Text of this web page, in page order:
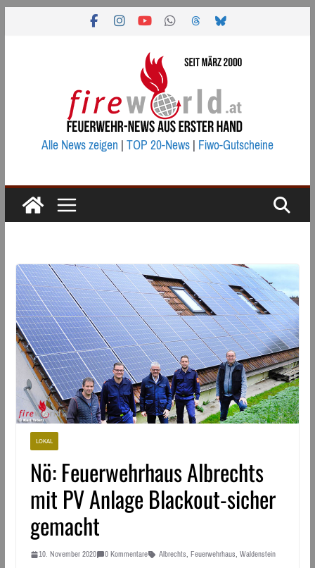
Alle News zeigen|TOP 20-News|Fiwo-Gutscheine
LOKAL
Nö: Feuerwehrhaus Albrechts
mit PV Anlage Blackout-sicher
gemacht
10. November 2020 0 Kommentare Albrechts, Feuerwehrhaus, Waldenstein